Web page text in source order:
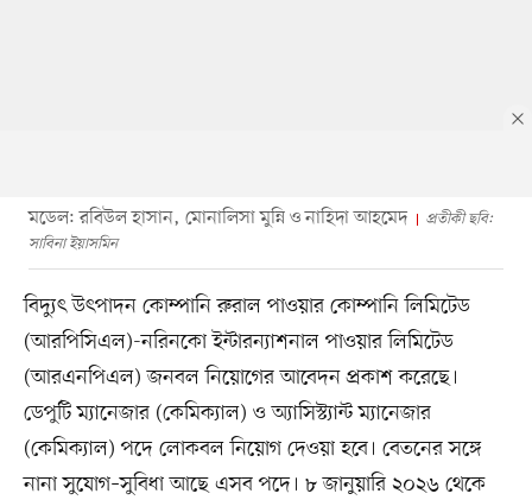
মডেল: রবিউল হাসান, মোনালিসা মুন্নি ও নাহিদা আহমেদ
প্রতীকী ছবি:
সাবিনা ইয়াসমিন
বিদ্যুৎ উৎপাদন কোম্পানি রুরাল পাওয়ার কোম্পানি লিমিটেড
(আরপিসিএল)-নরিনকো ইন্টারন্যাশনাল পাওয়ার লিমিটেড
(আরএনপিএল) জনবল নিয়োগের আবেদন প্রকাশ করেছে।
ডেপুটি ম্যানেজার (কেমিক্যাল) ও অ্যাসিস্ট্যান্ট ম্যানেজার
(কেমিক্যাল) পদে লোকবল নিয়োগ দেওয়া হবে। বেতনের সঙ্গে
নানা সুযোগ–সুবিধা আছে এসব পদে। ৮ জানুয়ারি ২০২৬ থেকে